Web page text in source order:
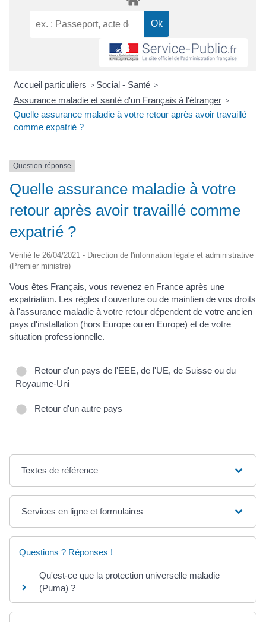
Accueil particuliers > Social - Santé >
Assurance maladie et santé d'un Français à l'étranger >
Quelle assurance maladie à votre retour après avoir travaillé
comme expatrié ?
Question-réponse
Quelle assurance maladie à votre
retour après avoir travaillé comme
expatrié ?
Vérifié le 26/04/2021 - Direction de l'information légale et administrative
(Premier ministre)
Vous êtes Français, vous revenez en France après une
expatriation. Les règles d'ouverture ou de maintien de vos droits
à l'assurance maladie à votre retour dépendent de votre ancien
pays d'installation (hors Europe ou en Europe) et de votre
situation professionnelle.
Retour d'un pays de l'EEE, de l'UE, de Suisse ou du
Royaume-Uni
Retour d'un autre pays
Textes de référence
Services en ligne et formulaires
Questions ? Réponses !
Qu'est-ce que la protection universelle maladie
(Puma) ?